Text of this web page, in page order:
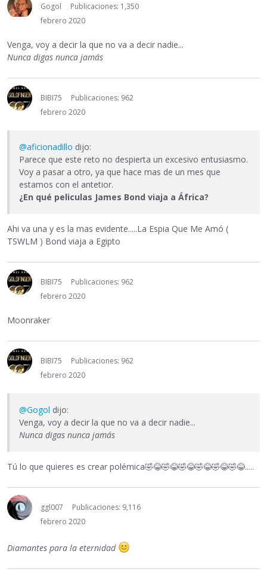
Gogol
Publicaciones: 1,350
febrero 2020
Venga, voy a decir la que no va a decir nadie...
Nunca digas nunca jamás
BIBI75
Publicaciones: 962
febrero 2020
@aficionadillo dijo:
Parece que este reto no despierta un excesivo entusiasmo.
Voy a pasar a otro, ya que hace mas de un mes que
estamos con el antetior.
¿En qué peliculas James Bond viaja a África?
Ahi va una y es la mas evidente.....La Espia Que Me Amó (
TSWLM ) Bond viaja a Egipto
BIBI75
Publicaciones: 962
febrero 2020
Moonraker
BIBI75
Publicaciones: 962
febrero 2020
@Gogol dijo:
Venga, voy a decir la que no va a decir nadie...
Nunca digas nunca jamás
Tú lo que quieres es crear polémica🤣😂🤣😂🤣😂🤣😂🤣😂🤣😂.....
ggl007
Publicaciones: 9,116
febrero 2020
Diamantes para la eternidad